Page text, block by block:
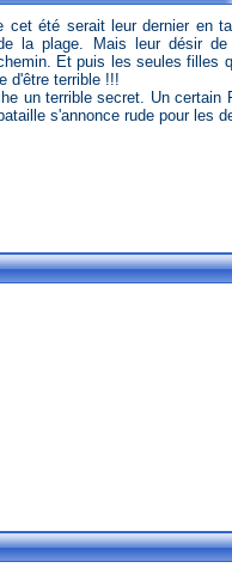
la plage. Mais leur désir de
Et puis les seules filles
d'être terrible !!!
un terrible secret. Un certain
s'annonce rude pour les